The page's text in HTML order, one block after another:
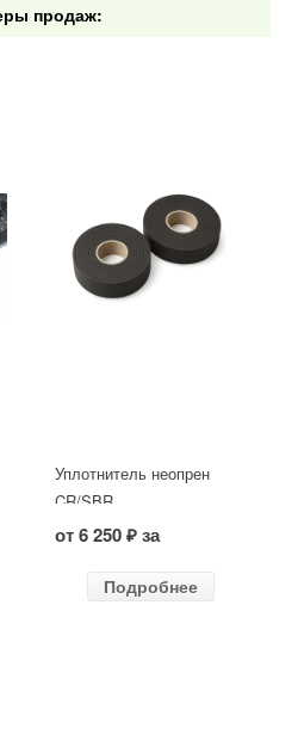
продаж:
Уплотнитель неопрен
CR/SBR
от 6 250 ₽ за
Подробнее